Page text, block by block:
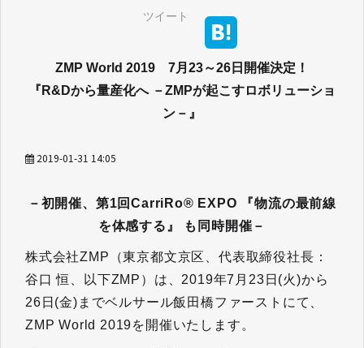
ツイート
ZMP World 2019 7月23～26日開催決定！
『R&Dから量産化へ －ZMPが起こすロボリューショ
ン－』
2019-01-31 14:05
－初開催、第1回CarriRo® EXPO 『物流の最前線
を体感する』 も同時開催－​​​​​​​
株式会社ZMP（東京都文京区、代表取締役社長：
谷口 恒、以下ZMP）は、2019年7月23日(火)から
26日(金)までベルサール飯田橋ファーストにて、
ZMP World 2019を開催いたします。